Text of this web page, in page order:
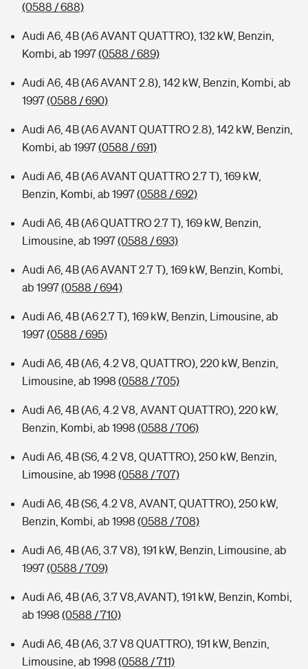
(0588 / 688)
Audi A6, 4B (A6 AVANT QUATTRO), 132 kW, Benzin,
Kombi, ab 1997(0588 / 689)
Audi A6, 4B (A6 AVANT 2.8), 142 kW, Benzin, Kombi, ab
1997(0588 / 690)
Audi A6, 4B (A6 AVANT QUATTRO 2.8), 142 kW, Benzin,
Kombi, ab 1997(0588 / 691)
Audi A6, 4B (A6 AVANT QUATTRO 2.7 T), 169 kW,
Benzin, Kombi, ab 1997(0588 / 692)
Audi A6, 4B (A6 QUATTRO 2.7 T), 169 kW, Benzin,
Limousine, ab 1997(0588 / 693)
Audi A6, 4B (A6 AVANT 2.7 T), 169 kW, Benzin, Kombi,
ab 1997(0588 / 694)
Audi A6, 4B (A6 2.7 T), 169 kW, Benzin, Limousine, ab
1997(0588 / 695)
Audi A6, 4B (A6, 4.2 V8, QUATTRO), 220 kW, Benzin,
Limousine, ab 1998 (0588 / 705)
Audi A6, 4B (A6, 4.2 V8, AVANT QUATTRO), 220 kW,
Benzin, Kombi, ab 1998 (0588 / 706)
Audi A6, 4B (S6, 4.2 V8, QUATTRO), 250 kW, Benzin,
Limousine, ab 1998 (0588 / 707)
Audi A6, 4B (S6, 4.2 V8, AVANT, QUATTRO), 250 kW,
Benzin, Kombi, ab 1998 (0588 / 708)
Audi A6, 4B (A6, 3.7 V8), 191 kW, Benzin, Limousine, ab
1997(0588 / 709)
Audi A6, 4B (A6, 3.7 V8,AVANT), 191 kW, Benzin, Kombi,
ab 1998 (0588 / 710)
Audi A6, 4B (A6, 3.7 V8 QUATTRO), 191 kW, Benzin,
Limousine, ab 1998 (0588 / 711)